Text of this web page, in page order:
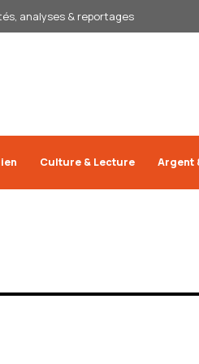
analyses & reportages
Culture & Lecture Argent